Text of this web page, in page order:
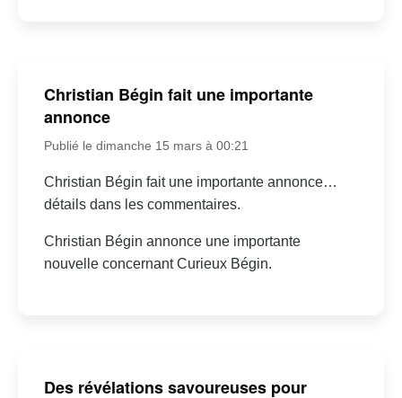
Christian Bégin fait une importante
annonce
Publié le dimanche 15 mars à 00:21
Christian Bégin fait une importante annonce…
détails dans les commentaires.
Christian Bégin annonce une importante
nouvelle concernant Curieux Bégin.
Des révélations savoureuses pour